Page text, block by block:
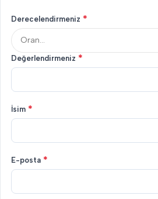
Derecelendirmeniz *
Değerlendirmeniz *
İsim *
E-posta *